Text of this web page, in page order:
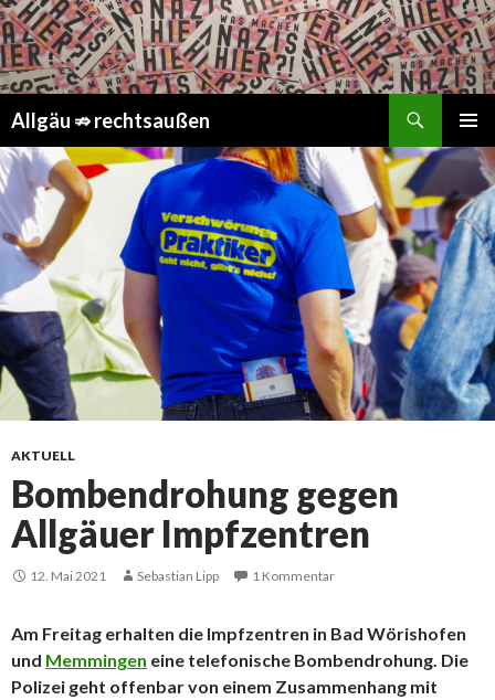
Allgäu ⇏ rechtsaußen
MENÜ
Springe
zum
Inhalt
AKTUELL
Bombendrohung gegen
Allgäuer Impfzentren
12. Mai 2021 Sebastian Lipp 1 Kommentar
Am Freitag erhalten die Impfzentren in Bad Wörishofen
und Memmingen eine telefonische Bombendrohung. Die
Polizei geht offenbar von einem Zusammenhang mit